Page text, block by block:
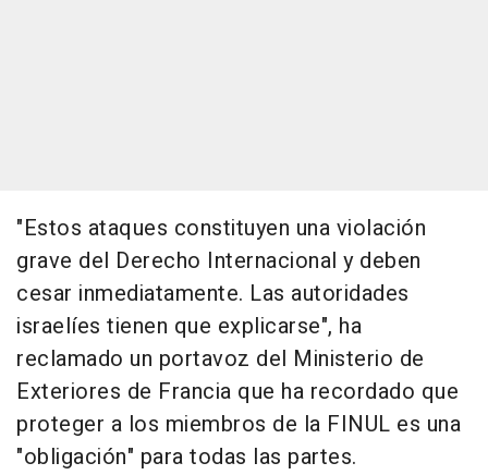
"Estos ataques constituyen una violación
grave del Derecho Internacional y deben
cesar inmediatamente. Las autoridades
israelíes tienen que explicarse", ha
reclamado un portavoz del Ministerio de
Exteriores de Francia que ha recordado que
proteger a los miembros de la FINUL es una
"obligación" para todas las partes.